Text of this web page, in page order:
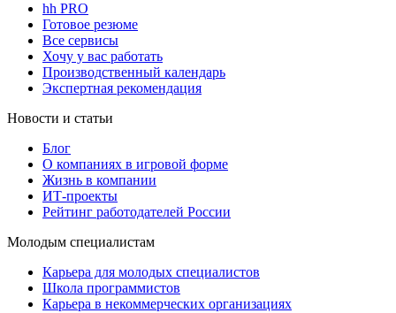
hh PRO
Готовое резюме
Все сервисы
Хочу у вас работать
Производственный календарь
Экспертная рекомендация
Новости и статьи
Блог
О компаниях в игровой форме
Жизнь в компании
ИТ-проекты
Рейтинг работодателей России
Молодым специалистам
Карьера для молодых специалистов
Школа программистов
Карьера в некоммерческих организациях